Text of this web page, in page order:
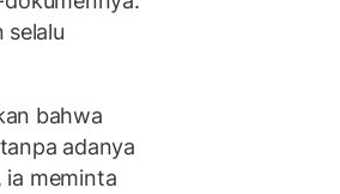
selalu
bahwa
adanya
ia meminta